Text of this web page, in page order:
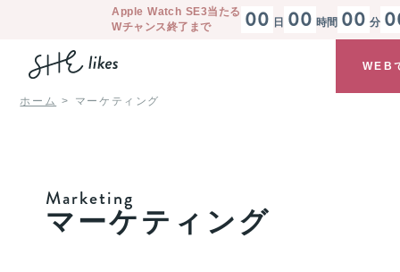
Apple Watch SE3当たる
Wチャンス終了まで
00 日 00 時間 00 分
WEB
ホーム マーケティング
Marketing
マーケティング